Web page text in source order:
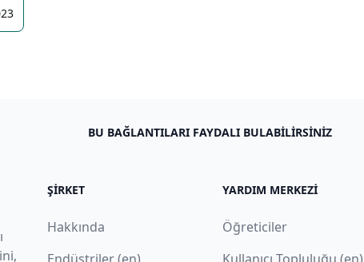
BU BAĞLANTILARI FAYDALI BULABILIRSINIZ
ŞIRKET
Hakkında
YARDIM MERKEZI
Öğreticiler